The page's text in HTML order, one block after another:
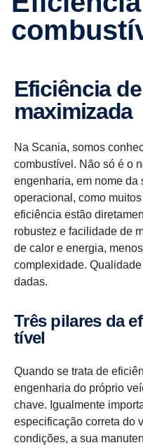
Efici­ência de combus­tível
maximi­zada
Na Scania, somos
combustível. Não só é o
engenharia, em nome
operacional, como
eficiência estão
robustez e facilidade de
de calor e energia,
complexidade.
dadas.
Três pilares da efici­ência de combus­
tível
Quando se trata de
engenharia do próprio
chave. Igualmente
especificação correta do
condições, a sua